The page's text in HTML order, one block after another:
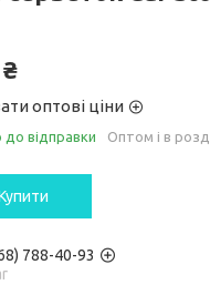
оптові ціни
до відправки Оптом і в
788-40-93